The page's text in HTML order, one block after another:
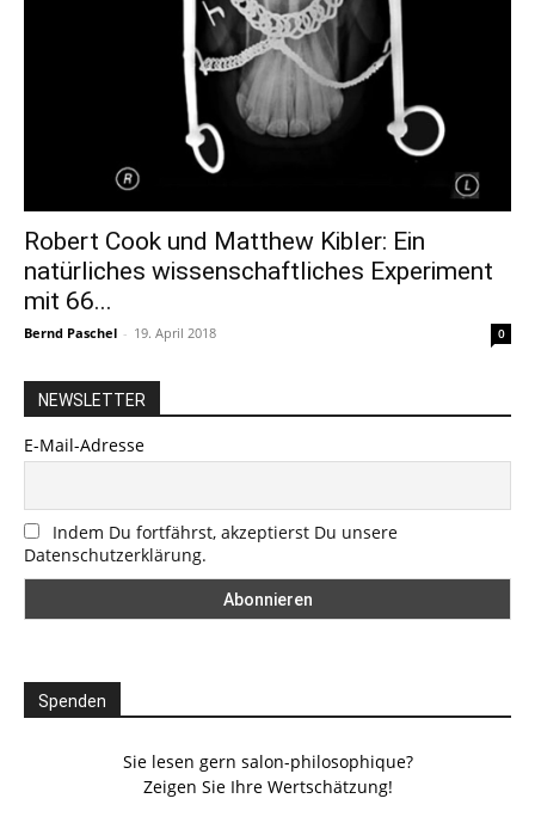
Robert Cook und Matthew Kibler: Ein
natürliches wissenschaftliches Experiment
mit 66...
Bernd Paschel - 19. April 2018 0
NEWSLETTER
E-Mail-Adresse
Indem Du fortfährst, akzeptierst Du unsere
Datenschutzerklärung.
Spenden
Sie lesen gern salon-philosophique?
Zeigen Sie Ihre Wertschätzung!